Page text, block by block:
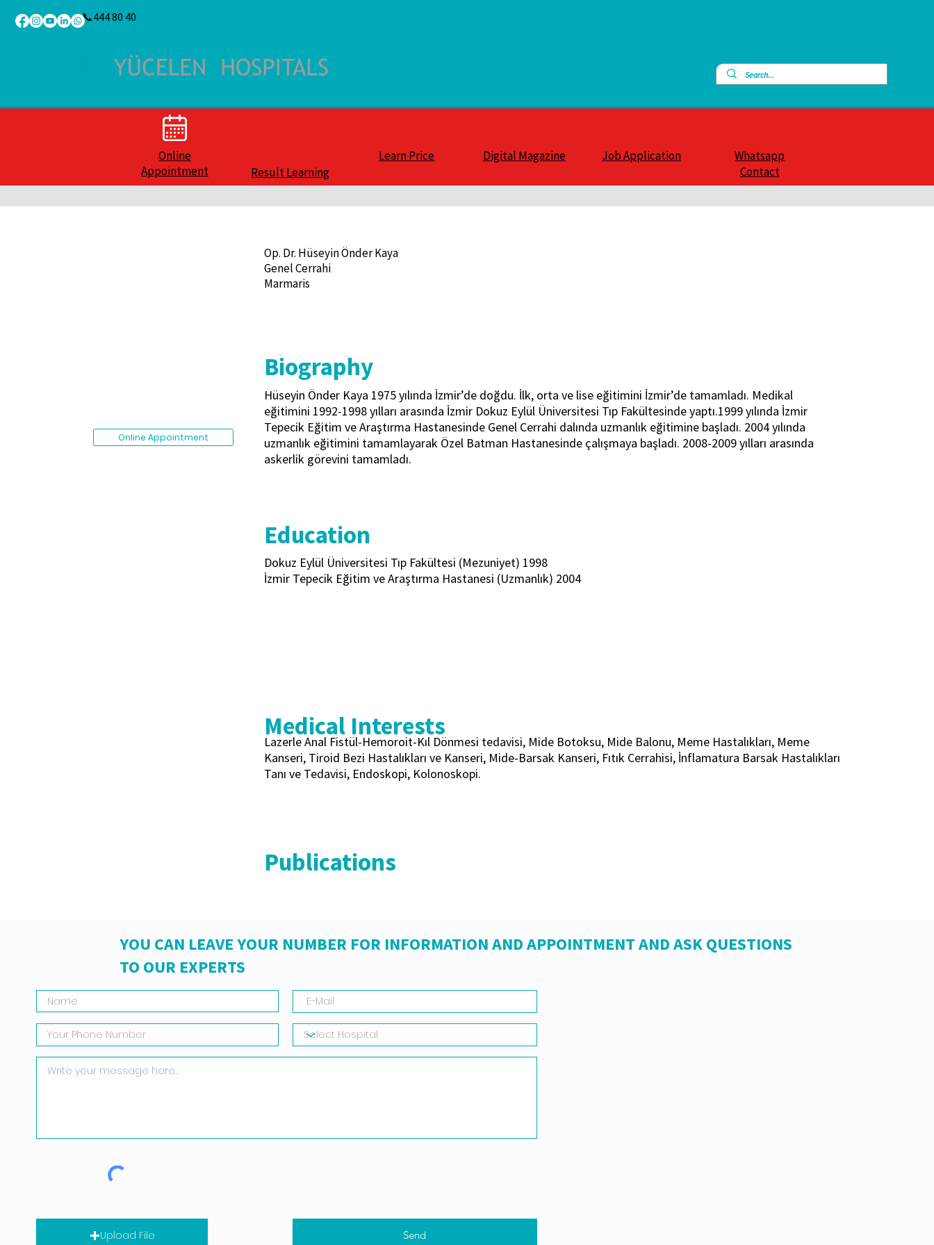
📞444 80 40
Online
Appointment
Result Learning
Learn Price Digital Magazine Job Application
Whatsapp
Contact
Op. Dr. Hüseyin Önder Kaya
Genel Cerrahi
Marmaris
Biography
Hüseyin Önder Kaya 1975 yılında İzmir’de doğdu. İlk, orta ve lise eğitimini İzmir’de tamamladı. Medikal
eğitimini 1992-1998 yılları arasında İzmir Dokuz Eylül Üniversitesi Tıp Fakültesinde yaptı.1999 yılında İzmir
Tepecik Eğitim ve Araştırma Hastanesinde Genel Cerrahi dalında uzmanlık eğitimine başladı. 2004 yılında
uzmanlık eğitimini tamamlayarak Özel Batman Hastanesinde çalışmaya başladı. 2008-2009 yılları arasında
askerlik görevini tamamladı.
Education
Dokuz Eylül Üniversitesi Tıp Fakültesi (Mezuniyet) 1998
İzmir Tepecik Eğitim ve Araştırma Hastanesi (Uzmanlık) 2004
Medical Interests
Lazerle Anal Fistül-Hemoroit-Kıl Dönmesi tedavisi, Mide Botoksu, Mide Balonu, Meme Hastalıkları, Meme
Kanseri, Tiroid Bezi Hastalıkları ve Kanseri, Mide-Barsak Kanseri, Fıtık Cerrahisi, İnflamatura Barsak Hastalıkları
Tanı ve Tedavisi, Endoskopi, Kolonoskopi.
Publications
Online Appointment
YOU CAN LEAVE YOUR NUMBER FOR INFORMATION AND APPOINTMENT AND ASK QUESTIONS
TO OUR EXPERTS
Send
Upload File